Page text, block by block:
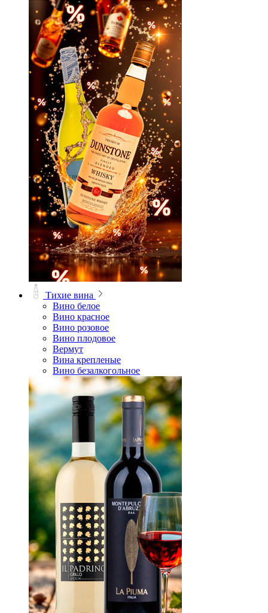
Тихие вина
Вино белое
Вино красное
Вино розовое
Вино плодовое
Вермут
Вина крепленые
Вино безалкогольное